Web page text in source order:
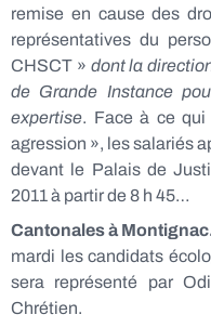
remise en cause des
représentatives du
CHSCT » dont la
de Grande Instance
expertise. Face à ce qui
agression », les salariés
devant le Palais de
2011 à partir de 8 h 45…
Cantonales à
mardi les candidats
sera représenté par
Chrétien.